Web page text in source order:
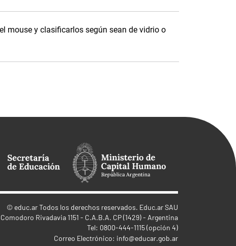
mouse y clasificarlos según sean de vidrio o
© educ.arTodos los derechos reservados. Educ.ar SAU
Rivadavia 1151 - C.A.B.A. CP (1429) - Argentina
Tel: 0800-444-1115 (opción 4)
Correo Electrónico: info@educar.gob.ar